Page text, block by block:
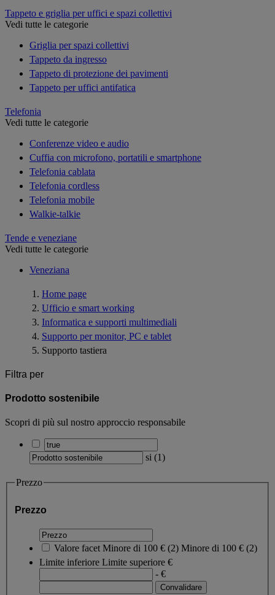
Tappeto e griglia per uffici e spazi collettivi
Vedi tutte le categorie
Griglia per spazi collettivi
Tappeto da ingresso
Tappeto di protezione dei pavimenti
Tappeto per uffici antifatica
Telefonia
Vedi tutte le categorie
Conferenze video e audio
Cuffia con microfono, portatili e smartphone
Telefonia cablata
Telefonia cordless
Telefonia mobile
Walkie-talkie
Tende e veneziane
Vedi tutte le categorie
Veneziana
Home page
Ufficio e smart working
Informatica e supporti multimediali
Supporto per monitor, PC e tablet
Supporto tastiera
Filtra per
Prodotto sostenibile
Scopri di più sul nostro approccio responsabile
si (1)
Prezzo
Prezzo
Valore facet Minore di 100 € (2) Minore di 100 € (2)
Limite inferiore Limite superiore €
- €